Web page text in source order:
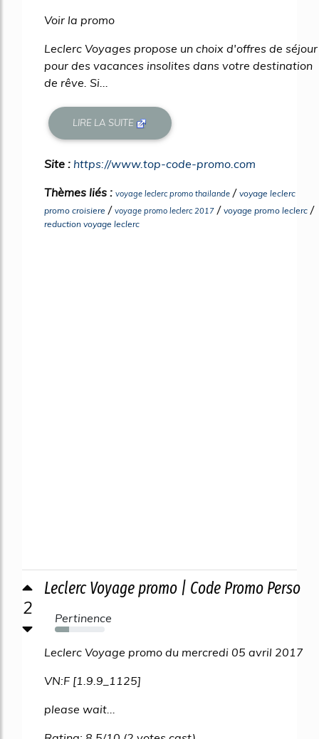
Voir la promo
Leclerc Voyages propose un choix d'offres de séjour
pour des vacances insolites dans votre destination
de rêve. Si...
LIRE LA SUITE
Site : https://www.top-code-promo.com
Thèmes liés : voyage leclerc promo thailande / voyage leclerc
promo croisiere / voyage promo leclerc 2017 / voyage promo leclerc /
reduction voyage leclerc
2
Leclerc Voyage promo | Code Promo Perso
Pertinence
29%
Leclerc Voyage promo du mercredi 05 avril 2017
VN:F [1.9.9_1125]
please wait...